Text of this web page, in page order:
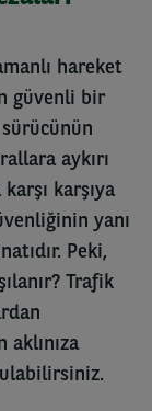
hareket
güvenli bir
aykırı
karşıya
yanı
Peki,
Trafik
aklınıza